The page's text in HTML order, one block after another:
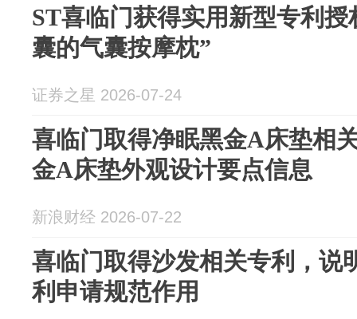
ST喜临门获得实用新型专利
囊的气囊按摩枕”
证券之星 2026-07-24
喜临门取得净眠黑金A床垫相
金A床垫外观设计要点信息
新浪财经 2026-07-22
喜临门取得沙发相关专利，说
利申请规范作用